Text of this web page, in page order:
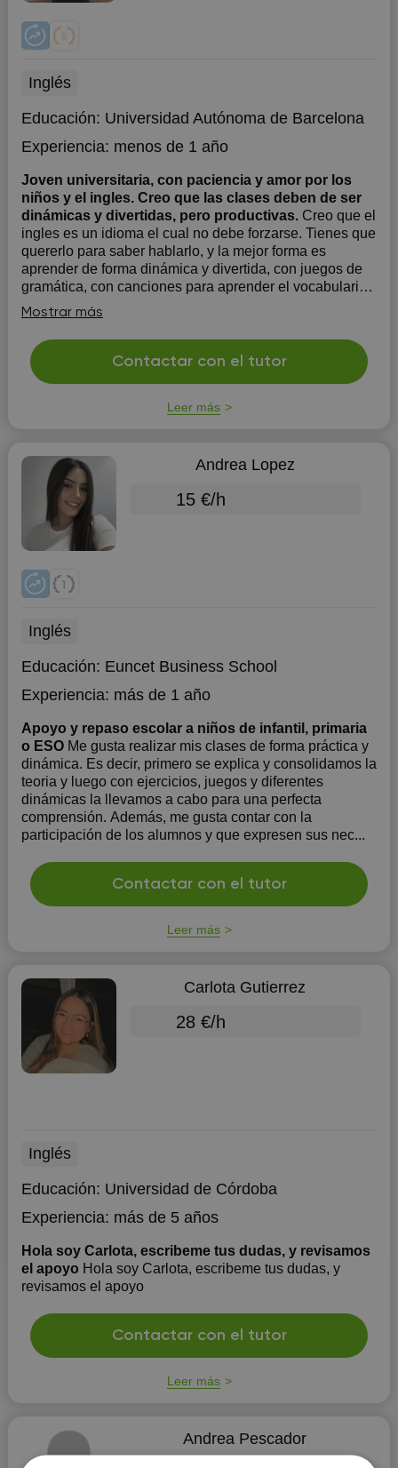
Inglés
Educación: Universidad Autónoma de Barcelona
Experiencia: menos de 1 año
Joven universitaria, con paciencia y amor por los
niños y el ingles. Creo que las clases deben de ser
dinámicas y divertidas, pero productivas. Creo que el
ingles es un idioma el cual no debe forzarse. Tienes que
quererlo para saber hablarlo, y la mejor forma es
aprender de forma dinámica y divertida, con juegos de
gramática, con canciones para aprender el vocabulario.
el aprender no debe ser un castigo, sino un premio. Y
creo que mi paci...
Mostrar más
Contactar con el tutor
Leer más
Andrea Lopez
15 €/h
Inglés
Educación: Euncet Business School
Experiencia: más de 1 año
Apoyo y repaso escolar a niños de infantil, primaria
o ESO Me gusta realizar mis clases de forma práctica y
dinámica. Es decir, primero se explica y consolidamos la
teoria y luego con ejercicios, juegos y diferentes
dinámicas la llevamos a cabo para una perfecta
comprensión. Además, me gusta contar con la
participación de los alumnos y que expresen sus nec...
Contactar con el tutor
Leer más
Carlota Gutierrez
28 €/h
Inglés
Educación: Universidad de Córdoba
Experiencia: más de 5 años
Hola soy Carlota, escribeme tus dudas, y revisamos
el apoyo Hola soy Carlota, escribeme tus dudas, y
revisamos el apoyo
Contactar con el tutor
Leer más
Andrea Pescador